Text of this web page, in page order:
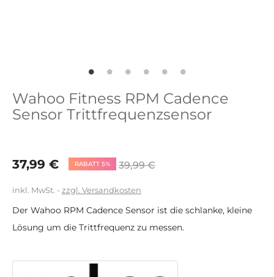
Wahoo Fitness RPM Cadence
Sensor Trittfrequenzsensor
37,99 € RABATT 5% 39,99 €
inkl. MwSt. zzgl. Versandkosten
Der Wahoo RPM Cadence Sensor ist die schlanke, kleine
Lösung um die Trittfrequenz zu messen.